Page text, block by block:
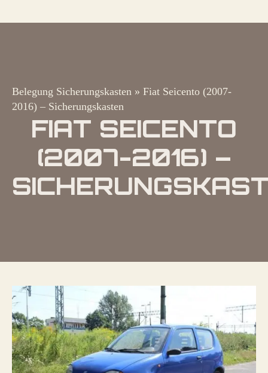
Belegung Sicherungskasten » Fiat Seicento (2007-
2016) – Sicherungskasten
FIAT SEICENTO
(2007-2016) –